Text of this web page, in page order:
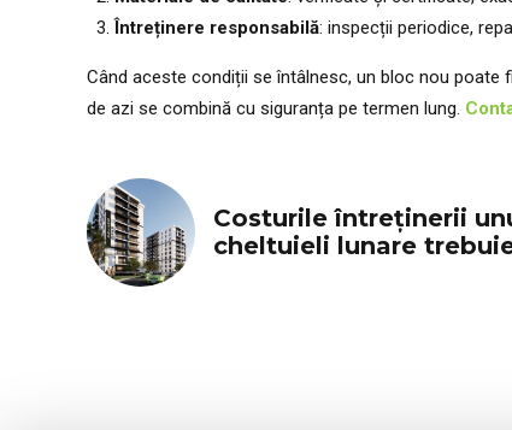
Întreținere responsabilă: inspecții periodice,
Când aceste condiții se întâlnesc, un bloc nou
de azi se combină cu siguranța pe termen lung.
Costurile întreținerii
cheltuieli lunare